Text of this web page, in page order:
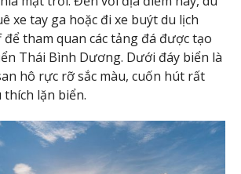
xe tay ga hoặc đi xe buýt du lịch
tham quan các tảng đá được tạo
Thái Bình Dương. Dưới đáy biển là
hô rực rỡ sắc màu, cuốn hút rất
lặn biển.